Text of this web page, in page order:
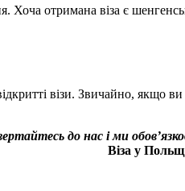
Хоча отримана віза є
візи. Звичайно, якщо
до нас і ми
Віза у